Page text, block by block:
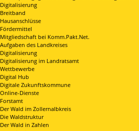
Digitalisierung
Breitband
Hausanschlüsse
Fördermittel
Mitgliedschaft bei Komm.Pakt.Net.
Aufgaben des Landkreises
Digitalisierung
Digitalisierung im Landratsamt
Wettbewerbe
Digital Hub
Digitale Zukunftskommune
Online-Dienste
Forstamt
Der Wald im Zollernalbkreis
Die Waldstruktur
Der Wald in Zahlen